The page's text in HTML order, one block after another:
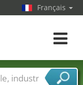
Français
Toggle